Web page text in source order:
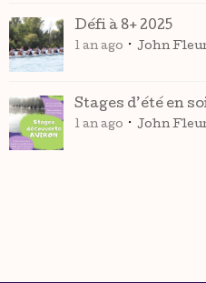
Défi à 8+ 2025
1 an ago John
Stages d’été en
1 an ago John